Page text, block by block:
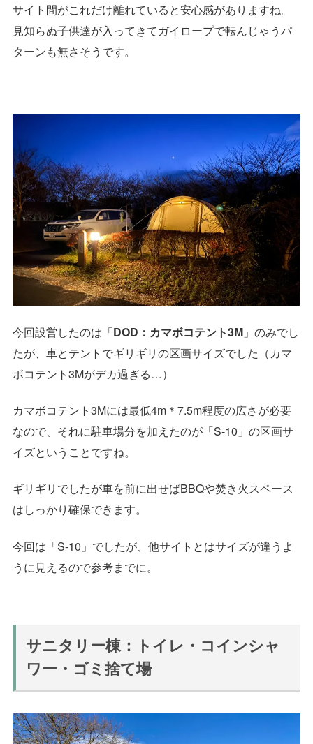
サイト間がこれだけ離れていると安心感がありますね。
見知らぬ子供達が入ってきてガイロープで転んじゃうパ
ターンも無さそうです。
今回設営したのは「DOD：カマボコテント3M」のみでし
たが、車とテントでギリギリの区画サイズでした（カマ
ボコテント3Mがデカ過ぎる…）
カマボコテント3Mには最低4m＊7.5m程度の広さが必要
なので、それに駐車場分を加えたのが「S-10」の区画サ
イズということですね。
ギリギリでしたが車を前に出せばBBQや焚き火スペース
はしっかり確保できます。
今回は「S-10」でしたが、他サイトとはサイズが違うよ
うに見えるので参考までに。
サニタリー棟：トイレ・コインシャ
ワー・ゴミ捨て場